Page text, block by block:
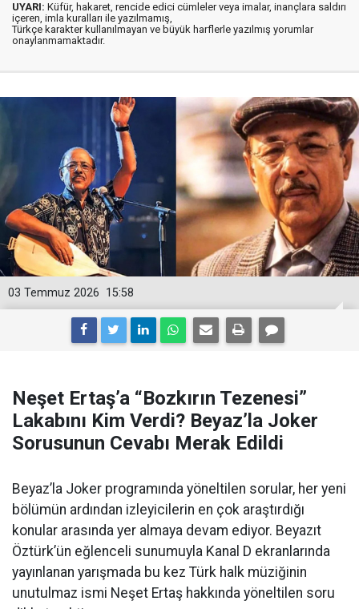
UYARI: Küfür, hakaret, rencide edici cümleler veya imalar, inançlara saldırı
içeren, imla kuralları ile yazılmamış,
Türkçe karakter kullanılmayan ve büyük harflerle yazılmış yorumlar
onaylanmamaktadır.
15:58
03 Temmuz 2026
Neşet Ertaş’a “Bozkırın Tezenesi”
Lakabını Kim Verdi? Beyaz’la Joker
Sorusunun Cevabı Merak Edildi
Beyaz’la Joker programında yöneltilen sorular, her yeni
bölümün ardından izleyicilerin en çok araştırdığı
konular arasında yer almaya devam ediyor. Beyazıt
Öztürk’ün eğlenceli sunumuyla Kanal D ekranlarında
yayınlanan yarışmada bu kez Türk halk müziğinin
unutulmaz ismi Neşet Ertaş hakkında yöneltilen soru